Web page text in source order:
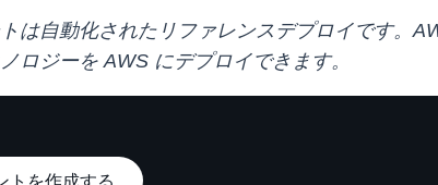
は自動化されたリファレンスデプロイです。
ロジーを AWS にデプロイできます。